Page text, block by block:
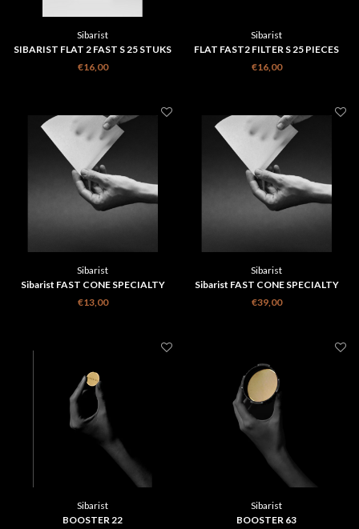
Sibarist
SIBARIST FLAT 2 FAST S 25 STUKS
BOX
€16,00
Sibarist
FLAT FAST2 FILTER S 25 PIECES
€16,00
Sibarist
Sibarist FAST CONE SPECIALTY
COFFEE FILTER maat m zakje 25
€13,00
Sibarist
Sibarist FAST CONE SPECIALTY
COFFEE FILTER maat m zakje 100
€39,00
Sibarist
BOOSTER 22
Sibarist
BOOSTER 63